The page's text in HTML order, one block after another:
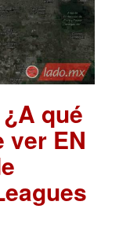
qué
ver EN